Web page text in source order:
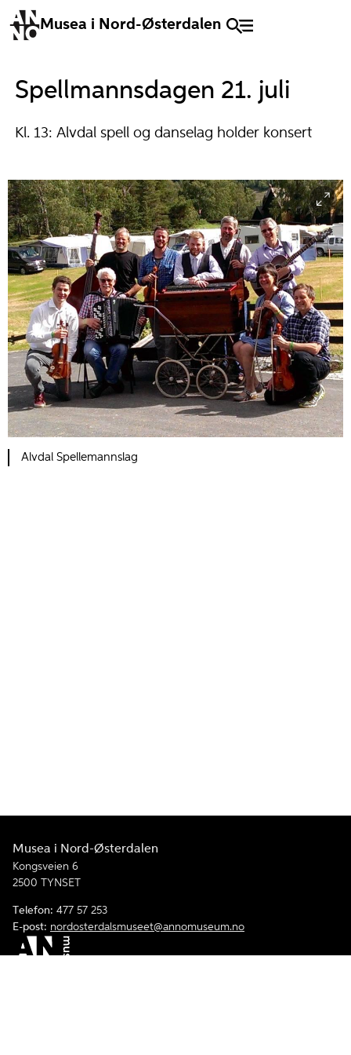
Musea i Nord-Østerdalen
Spellmannsdagen 21. juli
Kl. 13: Alvdal spell og danselag holder konsert
Alvdal Spellemannslag
Musea i Nord-Østerdalen
Kongsveien 6
2500 TYNSET
Telefon: 477 57 253
E-post: nordosterdalsmuseet@annomuseum.no